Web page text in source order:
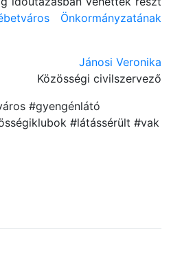
Önkormányzatának
Jánosi Veronika
Közösségi civilszervező
#gyengénlátó
#látássérült #vak